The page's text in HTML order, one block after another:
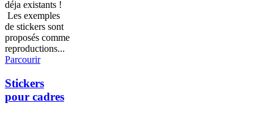
déja existants !
Les exemples
de stickers sont
proposés comme
reproductions...
Parcourir
Stickers
pour cadres